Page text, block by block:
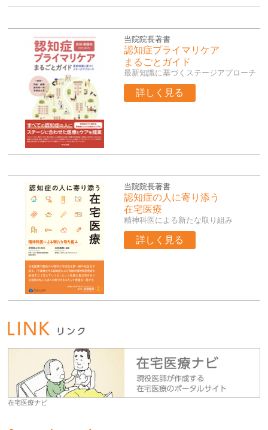
当院院長著書
認知症プライマリケア
まるごとガイド
最新知識に基づくステージアプローチ
詳しく見る
当院院長著書
認知症の人に寄り添う
在宅医療
精神科医による新たな取り組み
詳しく見る
在宅医療ナビ